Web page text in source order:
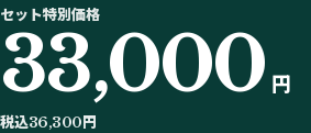
セット特別価格
33,000 円
税込36,300円